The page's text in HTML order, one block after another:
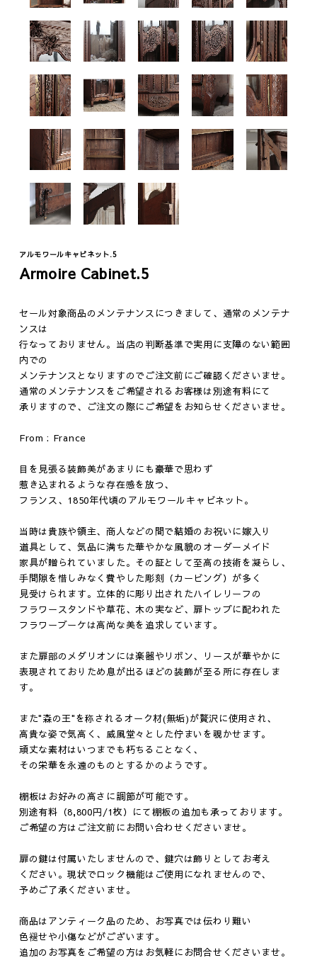
Fashion
ジュエリー
ウェア
テーブル
イス
その他
アルモワールキャビネット.5
Armoire Cabinet.5
セール対象商品のメンテナンスにつきまして、通常のメンテナ
ンスは
行なっておりません。当店の判断基準で実用に支障のない範囲
内での
メンテナンスとなりますのでご注文前にご確認くださいませ。
通常のメンテナンスをご希望されるお客様は別途有料にて
承りますので、ご注文の際にご希望をお知らせくださいませ。
From : France
目を見張る装飾美があまりにも豪華で思わず
惹き込まれるような存在感を放つ、
フランス、1850年代頃のアルモワールキャビネット。
当時は貴族や領主、商人などの間で結婚のお祝いに嫁入り
道具として、気品に満ちた華やかな風貌のオーダーメイド
家具が贈られていました。その証として至高の技術を凝らし、
手間隙を惜しみなく費やした彫刻（カービング）が多く
見受けられます。立体的に彫り出されたハイレリーフの
フラワースタンドや草花、木の実など、扉トップに配われた
フラワーブーケは高尚な美を追求しています。
また扉部のメダリオンには楽器やリボン、リースが華やかに
表現されておりため息が出るほどの装飾が至る所に存在しま
す。
また"森の王"を称されるオーク材(無垢)が贅沢に使用され、
高貴な姿で気高く、威風堂々とした佇まいを覗かせます。
頑丈な素材はいつまでも朽ちることなく、
その栄華を永遠のものとするかのようです。
棚板はお好みの高さに調節が可能です。
別途有料（8,800円/1枚）にて棚板の追加も承っております。
ご希望の方はご注文前にお問い合わせくださいませ。
扉の鍵は付属いたしませんので、鍵穴は飾りとしてお考え
ください。現状でロック機能はご使用になれませんので、
予めご了承くださいませ。
商品はアンティーク品のため、お写真では伝わり難い
色褪せや小傷などがございます。
追加のお写真をご希望の方はお気軽にお問合せくださいませ。